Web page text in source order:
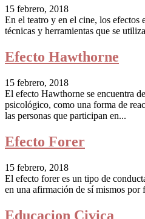
15 febrero, 2018
En el teatro y en el cine, los efectos
técnicas y herramientas que se
Efecto Hawthorne
15 febrero, 2018
El efecto Hawthorne se encuentra
psicológico, como una forma de
las personas que participan en...
Efecto Forer
15 febrero, 2018
El efecto forer es un tipo de
en una afirmación de sí mismos por
Educacion Civica